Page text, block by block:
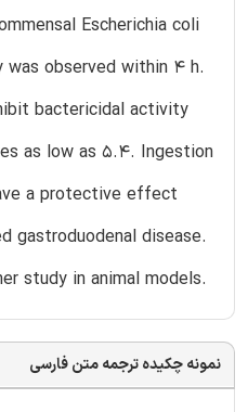
Escherichia coli
observed within 4 h.
bactericidal activity
as low as 5.4. Ingestion
a protective effect
gastroduodenal disease.
study in animal models.
نمونه چکیده ترجمه متن فارسی